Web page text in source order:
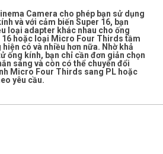
Camera cho phép bạn sử dụng
và với cảm biến Super 16, bạn
loại adapter khác nhau cho ống
16 hoặc loại Micro Four Thirds tầm
có và nhiều hơn nữa. Nhờ khả
ống kính, bạn chỉ cần đơn giản chọn
sáng và còn có thể chuyển đổi
Micro Four Thirds sang PL hoặc
yêu cầu.